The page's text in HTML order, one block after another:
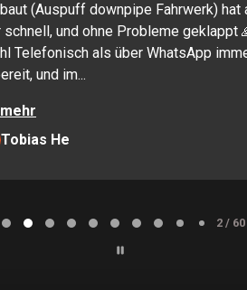
(Auspuff downpipe Fahrwerk) hat
schnell, und ohne Probleme geklappt
Telefonisch als über WhatsApp
und im...
Tobias He
2 / 60